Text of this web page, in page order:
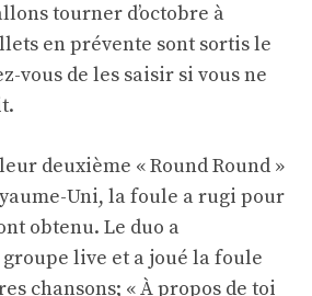
tourner d’octobre à
en prévente sont sortis le
vous de les saisir si vous ne
deuxième « Round Round »
Uni, la foule a rugi pour
obtenu. Le duo a
live et a joué la foule
chansons; « À propos de toi